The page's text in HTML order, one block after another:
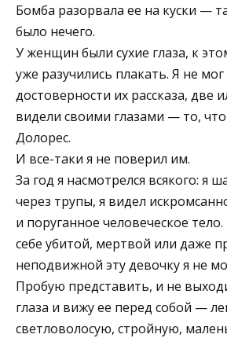
Бомба разорвала ее на куски —
было нечего.
У женщин были сухие глаза, к
уже разучились плакать. Я не
достоверности их рассказа, две
видели своими глазами — то, что
Долорес.
И все-таки я не поверил им.
За год я насмотрелся всякого: я
через трупы, я видел
и поруганное человеческое
себе убитой, мертвой или даже
неподвижной эту девочку я не
Пробую представить, и не
глаза и вижу ее перед собой —
светловолосую, стройную,